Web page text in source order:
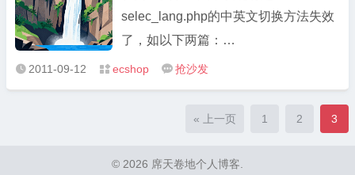
selec_lang.php的中英文切换方法失效
了，如以下两篇：
http://hi.baidu.com/liangtiy/blog/item/
http://bbs.ecshop.com/thread-123498-
1-1.html 以上两个一样的，都不能用
了。 在朽木的BLOG ASP|PHP|WEB建
站技术笔记中http://b ...
 2011-09-12  ecshop  抢沙发
« 上一页 1 2 3
© 2026 席天卷地个人博客.